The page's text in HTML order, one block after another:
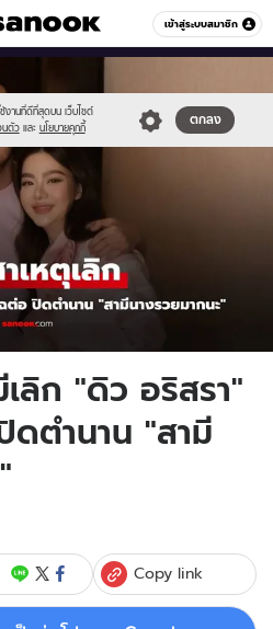
เข้าสู่ระบบสมาชิก
หมวดอื่นๆ
ช้งานที่ดีที่สุดบน เว็บไซต์
นตัว และ นโยบายคุกกี้
ตกลง
due.jpg
ลิก "ดิว อริสรา"
ตำนาน "สามี
Copy link